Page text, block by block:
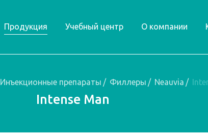
Продукция Учебный центр О компании
Инъекционные препараты / Филлеры / Neauvia /
Intense Man